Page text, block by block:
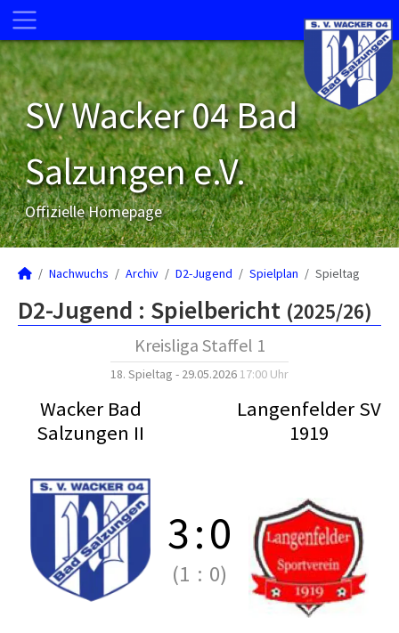
SV Wacker 04 Bad
Salzungen e.V.
Offizielle Homepage
Nachwuchs Archiv D2-Jugend Spielplan Spieltag
D2-Jugend : Spielbericht (2025/26)
Kreisliga Staffel 1
18. Spieltag - 29.05.2026 17:00 Uhr
Wacker Bad
Salzungen II
Langenfelder SV
1919
3:0
(1 : 0)